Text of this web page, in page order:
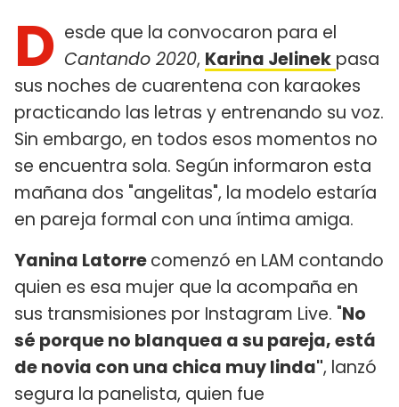
D esde que la convocaron para el
Cantando 2020, Karina Jelinek pasa
sus noches de cuarentena con karaokes
practicando las letras y entrenando su voz.
Sin embargo, en todos esos momentos no
se encuentra sola. Según informaron esta
mañana dos "angelitas", la modelo estaría
en pareja formal con una íntima amiga.
Yanina Latorrecomenzó en LAM contando
quien es esa mujer que la acompaña en
sus transmisiones por Instagram Live. "No
sé porque no blanquea a su pareja, está
de novia con una chica muy linda", lanzó
segura la panelista, quien fue